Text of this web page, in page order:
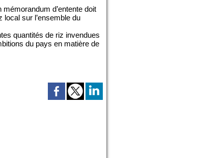
d’entente doit
sur l’ensemble du
quantités de riz invendues
du pays en matière de